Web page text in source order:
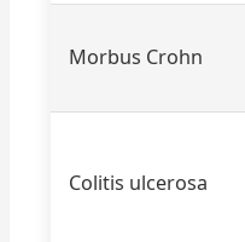
Morbus Crohn
Colitis ulcerosa